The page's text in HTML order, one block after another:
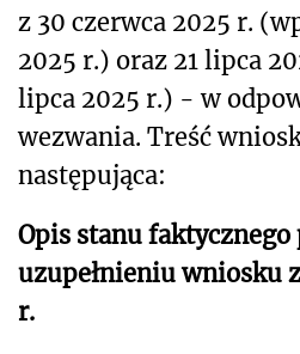
z 30 czerwca 2025 r.
2025 r.) oraz 21 lipca
lipca 2025 r.) - w
wezwania. Treść
następująca:
Opis stanu
uzupełnieniu wniosku
r.